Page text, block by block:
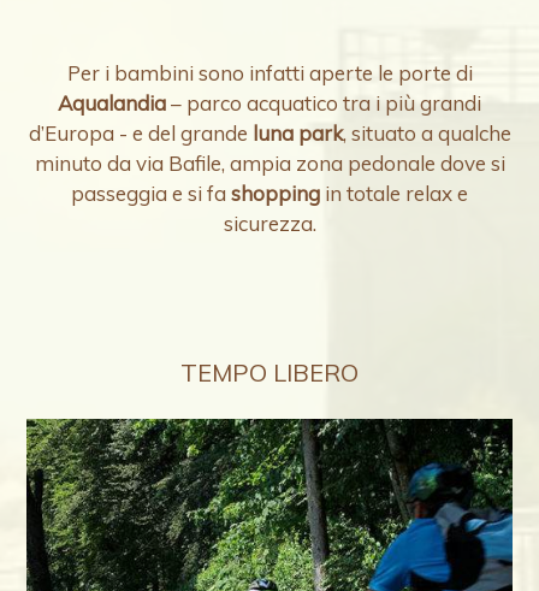
Per i bambini sono infatti aperte le porte di
Aqualandia– parco acquatico tra i più grandi
d’Europa - e del grande luna park, situato a qualche
minuto da via Bafile, ampia zona pedonale dove si
passeggia e si fa shopping in totale relax e
sicurezza.
TEMPO LIBERO